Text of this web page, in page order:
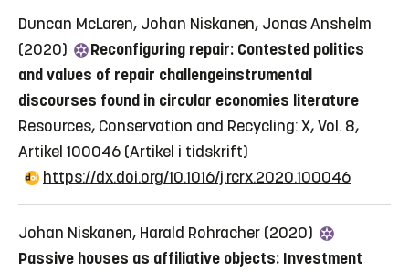
Duncan McLaren, Johan Niskanen, Jonas Anshelm
(2020)
Reconfiguring repair: Contested politics
and values of repair challengeinstrumental
discourses found in circular economies literature
Resources, Conservation and Recycling: X, Vol. 8,
Artikel 100046 (Artikel i tidskrift)
https://dx.doi.org/10.1016/j.rcrx.2020.100046
Johan Niskanen, Harald Rohracher (2020)
Passive houses as affiliative objects: Investment